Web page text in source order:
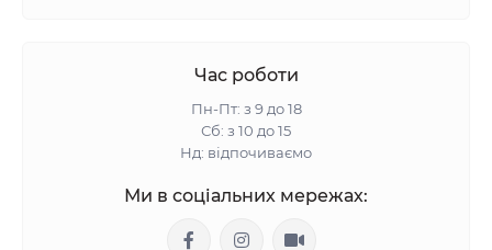
Час роботи
Пн-Пт: з 9 до 18
Сб: з 10 до 15
Нд: відпочиваємо
Ми в соціальних мережах: